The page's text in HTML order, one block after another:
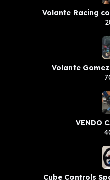
Volante Racing
Volante
VENDO
Cube Controls